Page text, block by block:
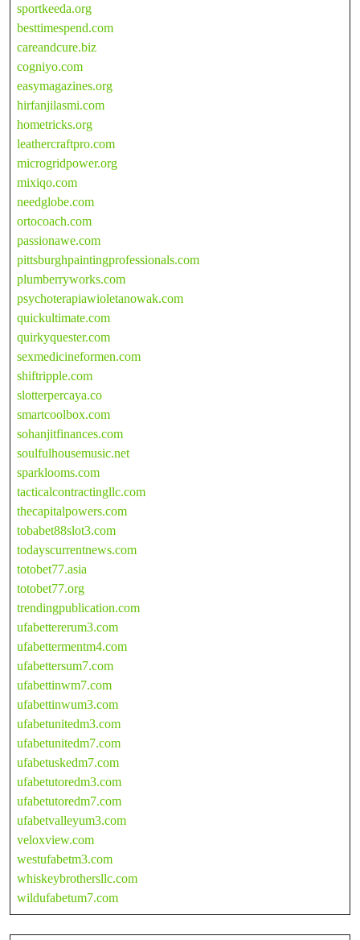
sportkeeda.org
besttimespend.com
careandcure.biz
cogniyo.com
easymagazines.org
hirfanjilasmi.com
hometricks.org
leathercraftpro.com
microgridpower.org
mixiqo.com
needglobe.com
ortocoach.com
passionawe.com
pittsburghpaintingprofessionals.com
plumberryworks.com
psychoterapiawioletanowak.com
quickultimate.com
quirkyquester.com
sexmedicineformen.com
shiftripple.com
slotterpercaya.co
smartcoolbox.com
sohanjitfinances.com
soulfulhousemusic.net
sparklooms.com
tacticalcontractingllc.com
thecapitalpowers.com
tobabet88slot3.com
todayscurrentnews.com
totobet77.asia
totobet77.org
trendingpublication.com
ufabettererum3.com
ufabettermentm4.com
ufabettersum7.com
ufabettinwm7.com
ufabettinwum3.com
ufabetunitedm3.com
ufabetunitedm7.com
ufabetuskedm7.com
ufabetutoredm3.com
ufabetutoredm7.com
ufabetvalleyum3.com
veloxview.com
westufabetm3.com
whiskeybrothersllc.com
wildufabetum7.com